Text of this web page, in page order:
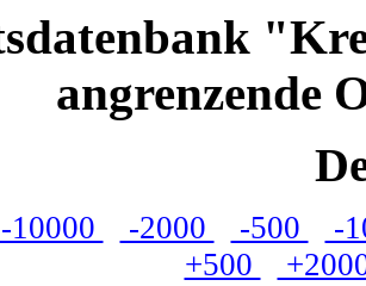
angrenzende
-10000 -2000 -500
-
+500